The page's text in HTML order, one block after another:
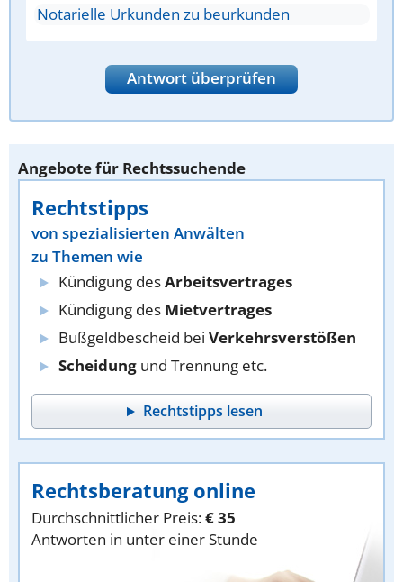
Notarielle Urkunden zu beurkunden
Antwort überprüfen
Angebote für Rechtssuchende
Rechtstipps
von spezialisierten Anwälten
zu Themen wie
Kündigung desArbeitsvertrages
Kündigung des Mietvertrages
Bußgeldbescheid bei Verkehrsverstößen
Scheidung und Trennung etc.
Rechtstipps lesen
Rechtsberatung online
Durchschnittlicher Preis:€ 35
Antworten in unter einer Stunde